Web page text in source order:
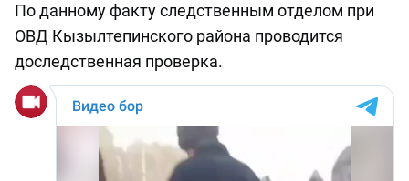
По данному факту следственным отделом при
ОВД Кызылтепинского района проводится
доследственная проверка.